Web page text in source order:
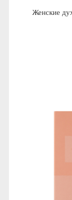
Женские